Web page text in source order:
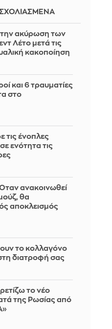
την ακύρωση των
Λέτο μετά τις
κακοποίηση
και 6 τραυματίες
στο
τις ένοπλες
ενότητα τις
ανακοινωθεί
θα
αποκλεισμός
το κολλαγόνο
στη διατροφή σας
το νέο
της Ρωσίας από